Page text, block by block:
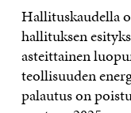
Hallituskaudella
hallituksen
asteittainen
teollisuuden
palautus on